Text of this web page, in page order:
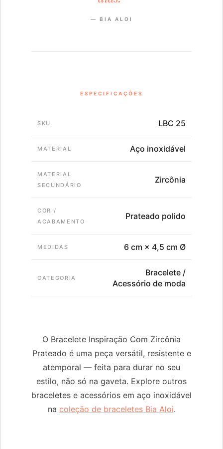
— BIA ALOI
ESPECIFICAÇÕES
SKU LBC 25
MATERIAL Aço inoxidável
MATERIAL
SECUNDÁRIO
Zircônia
COR /
ACABAMENTO
Prateado polido
MEDIDAS 6 cm × 4,5 cm Ø
CATEGORIA
Bracelete /
Acessório de moda
O Bracelete Inspiração Com Zircônia
Prateado é uma peça versátil, resistente e
atemporal — feita para durar no seu
estilo, não só na gaveta. Explore outros
braceletes e acessórios em aço inoxidável
na coleção de braceletes Bia Aloi.